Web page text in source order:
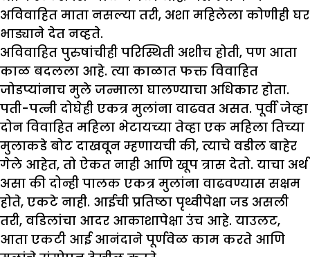
अविवाहित माता नसल्या तरी, अशा महिलेला कोणीही घर
भाड्याने देत नव्हते.
अविवाहित पुरुषांचीही परिस्थिती अशीच होती, पण आता
काळ बदलला आहे. त्या काळात फक्त विवाहित
जोडप्यांनाच मुले जन्माला घालण्याचा अधिकार होता.
पती-पत्नी दोघेही एकत्र मुलांना वाढवत असत. पूर्वी जेव्हा
दोन विवाहित महिला भेटायच्या तेव्हा एक महिला तिच्या
मुलाकडे बोट दाखवून म्हणायची की, त्याचे वडील बाहेर
गेले आहेत, तो ऐकत नाही आणि खूप त्रास देतो. याचा अर्थ
असा की दोन्ही पालक एकत्र मुलांना वाढवण्यास सक्षम
होते, एकटे नाही. आईची प्रतिष्ठा पृथ्वीपेक्षा जड असली
तरी, वडिलांचा आदर आकाशापेक्षा उंच आहे. याउलट,
आता एकटी आई आनंदाने पूर्णवेळ काम करते आणि